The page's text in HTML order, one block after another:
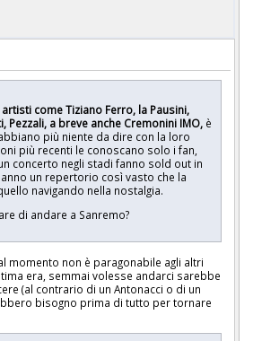
come Tiziano Ferro, la Pausini,
Pezzali, a breve anche Cremonini IMO, è
più niente da dire con la loro
più recenti le conoscano solo i fan,
concerto negli stadi fanno sold out in
un repertorio così vasto che la
navigando nella nostalgia.
di andare a Sanremo?
momento non è paragonabile agli altri
era, semmai volesse andarci sarebbe
(al contrario di un Antonacci o di un
bisogno prima di tutto per tornare